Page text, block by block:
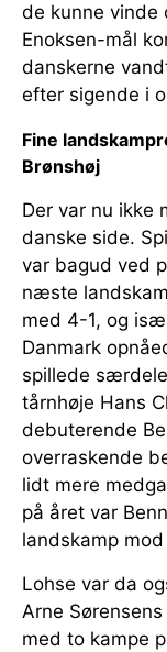
de kunne vinde
Enoksen-mål
danskerne
efter sigende i
Fine
Brønshøj
Der var nu ikke
danske side.
var bagud ved
næste
med 4-1, og
Danmark
spillede
tårnhøje Hans
debuterende
overraskende
lidt mere
på året var
landskamp
Lohse var da
Arne
med to kampe